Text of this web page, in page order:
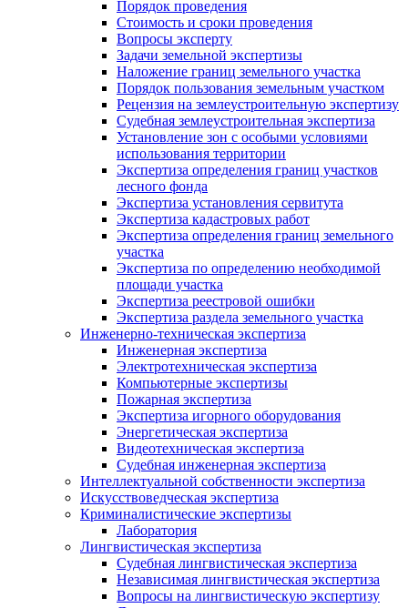
Порядок проведения
Стоимость и сроки проведения
Вопросы эксперту
Задачи земельной экспертизы
Наложение границ земельного участка
Порядок пользования земельным участком
Рецензия на землеустроительную экспертизу
Судебная землеустроительная экспертиза
Установление зон с особыми условиями
использования территории
Экспертиза определения границ участков
лесного фонда
Экспертиза установления сервитута
Экспертиза кадастровых работ
Экспертиза определения границ земельного
участка
Экспертиза по определению необходимой
площади участка
Экспертиза реестровой ошибки
Экспертиза раздела земельного участка
Инженерно-техническая экспертиза
Инженерная экспертиза
Электротехническая экспертиза
Компьютерные экспертизы
Пожарная экспертиза
Экспертиза игорного оборудования
Энергетическая экспертиза
Видеотехническая экспертиза
Судебная инженерная экспертиза
Интеллектуальной собственности экспертиза
Искусствоведческая экспертиза
Криминалистические экспертизы
Лаборатория
Лингвистическая экспертиза
Судебная лингвистическая экспертиза
Независимая лингвистическая экспертиза
Вопросы на лингвистическую экспертизу